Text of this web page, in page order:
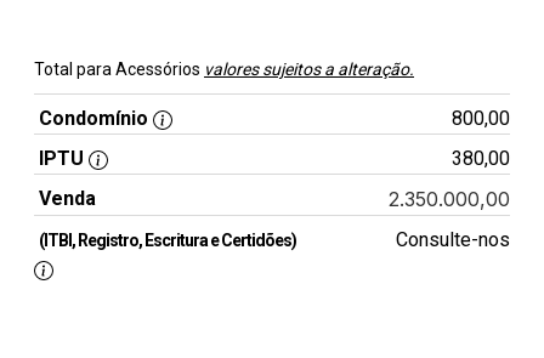
Total para Acessórios valores sujeitos a alteração.
Condomínio
800,00
IPTU
380,00
Venda
2.350.000,00
(ITBI, Registro, Escritura e Certidões) Consulte-nos